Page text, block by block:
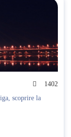
1402
, scoprire la